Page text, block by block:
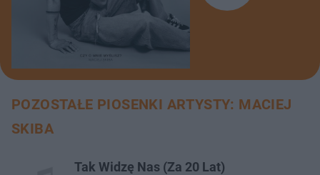
POZOSTAŁE PIOSENKI ARTYSTY: MACIEJ
SKIBA
Tak Widzę Nas (Za 20 Lat)